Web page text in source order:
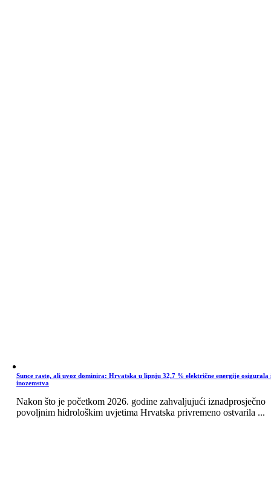
Sunce raste, ali uvoz dominira: Hrvatska u lipnju 32,7 % električne energije osigurala
inozemstva
Nakon što je početkom 2026. godine zahvaljujući iznadprosječno
povoljnim hidrološkim uvjetima Hrvatska privremeno ostvarila ...